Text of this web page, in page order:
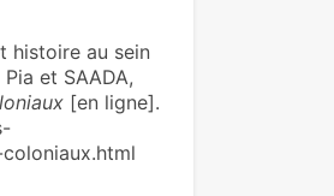
histoire au sein
et SAADA,
[en ligne].